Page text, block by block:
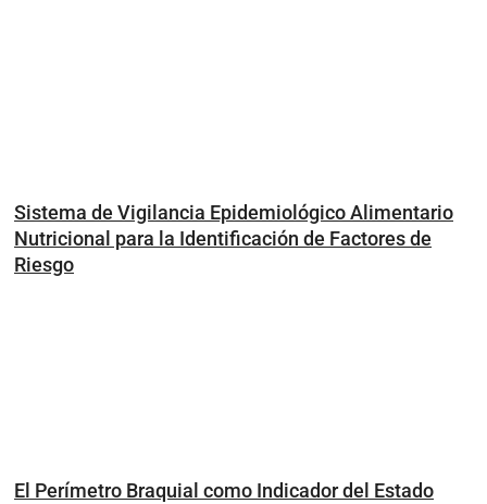
Sistema de Vigilancia Epidemiológico Alimentario
Nutricional para la Identificación de Factores de
Riesgo
El Perímetro Braquial como Indicador del Estado